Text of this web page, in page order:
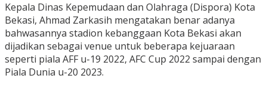
Kepala Dinas Kepemudaan dan Olahraga (Dispora) Kota
Bekasi, Ahmad Zarkasih mengatakan benar adanya
bahwasannya stadion kebanggaan Kota Bekasi akan
dijadikan sebagai venue untuk beberapa kejuaraan
seperti piala AFF u-19 2022, AFC Cup 2022 sampai dengan
Piala Dunia u-20 2023.